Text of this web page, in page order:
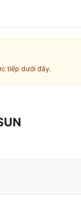
tiếp dưới đây.